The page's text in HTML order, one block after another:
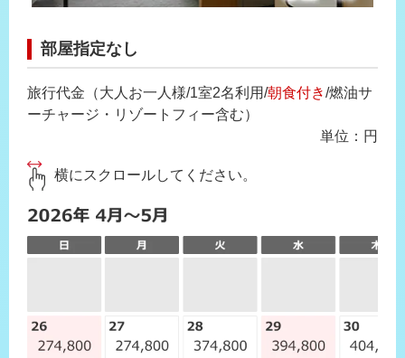
部屋指定なし
旅行代金（大人お一人様/1室2名利用/朝食付き/燃油サ
ーチャージ・リゾートフィー含む）
単位：円
横にスクロールしてください。